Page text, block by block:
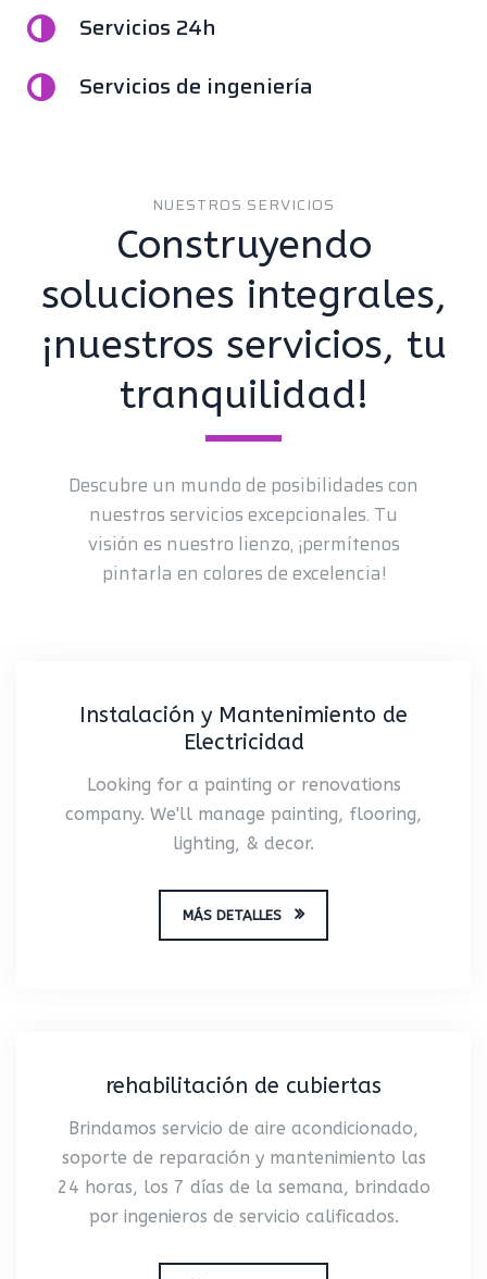
Servicios 24h
Servicios de ingeniería
NUESTROS SERVICIOS
Construyendo
soluciones integrales,
¡nuestros servicios, tu
tranquilidad!
Descubre un mundo de posibilidades con
nuestros servicios excepcionales. Tu
visión es nuestro lienzo, ¡permítenos
pintarla en colores de excelencia!
Instalación y Mantenimiento de
Electricidad
Looking for a painting or renovations
company. We'll manage painting, flooring,
lighting, & decor.
MÁS DETALLES
rehabilitación de cubiertas
Brindamos servicio de aire acondicionado,
soporte de reparación y mantenimiento las
24 horas, los 7 días de la semana, brindado
por ingenieros de servicio calificados.